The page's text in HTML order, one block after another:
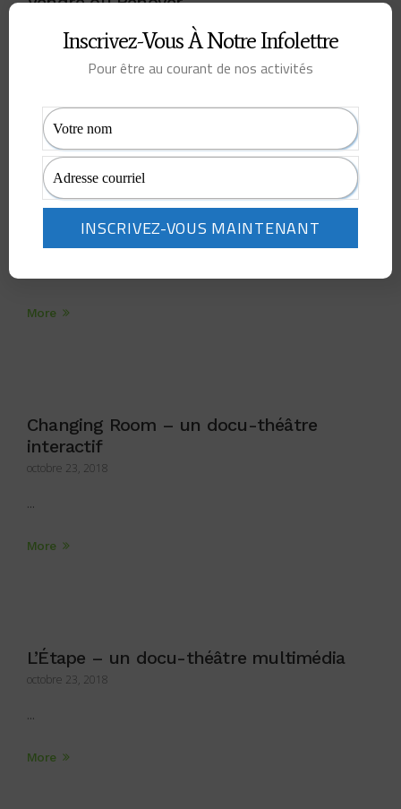
La Date
octobre 23, 2018
More
Changing Room – un docu-théâtre
interactif
octobre 23, 2018
...
More
L’Étape – un docu-théâtre multimédia
octobre 23, 2018
...
More
Inscrivez-Vous À Notre Infolettre
Pour être au courant de nos activités